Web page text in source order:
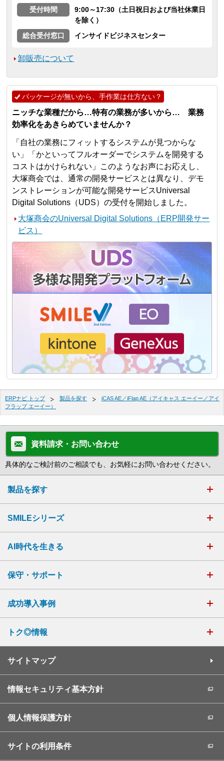
受付時間
9:00～17:30（土日祝日および当社休業日
を除く）
総合受付窓口
インサイドビジネスセンター
卸販売について
パッケージが無いから、手作業は仕方ない？
ニッチな業種だから…特有の業務が多いから… 業務
効率化をあきらめていませんか？
「自社の業務にフィットするシステムが見つからな
い」「かといってフルオーダーでシステムを開発する
コストはかけられない」このようなお声にお応えし、
大塚商会では、通常の開発サービスとは異なり、デモ
ンストレーションが可能な開発サービスUniversal
Digital Solutions（UDS）の受付を開始しました。
大塚商会のUniversal Digital Solutions（ERP開発サー
ビス）
ERPナビ トップ 製品を探す
iCAS AE／iFlap AE（アイキャス エーイー／アイ
フラップ エーイー）
資料請求・お問い合わせ
具体的なご検討前のご相談でも、お気軽にお問い合わせください。
製品を探す
SMILEシリーズ
AI時代を生きる
保守・サポート
成功導入事例
トク◎情報
サイトマップ
情報セキュリティ基本方針
個人情報保護方針
サイトの利用条件